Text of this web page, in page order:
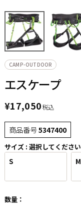
CAMP-OUTDOOR
エスケープ
¥17,050税込
商品番号5347400
サイズ 選択してください
S
M